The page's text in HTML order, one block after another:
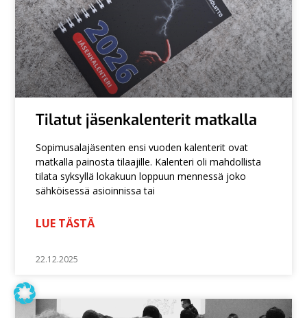
Tilatut jäsenkalenterit matkalla
Sopimusalajäsenten ensi vuoden kalenterit ovat
matkalla painosta tilaajille. Kalenteri oli mahdollista
tilata syksyllä lokakuun loppuun mennessä joko
sähköisessä asioinnissa tai
LUE TÄSTÄ
22.12.2025